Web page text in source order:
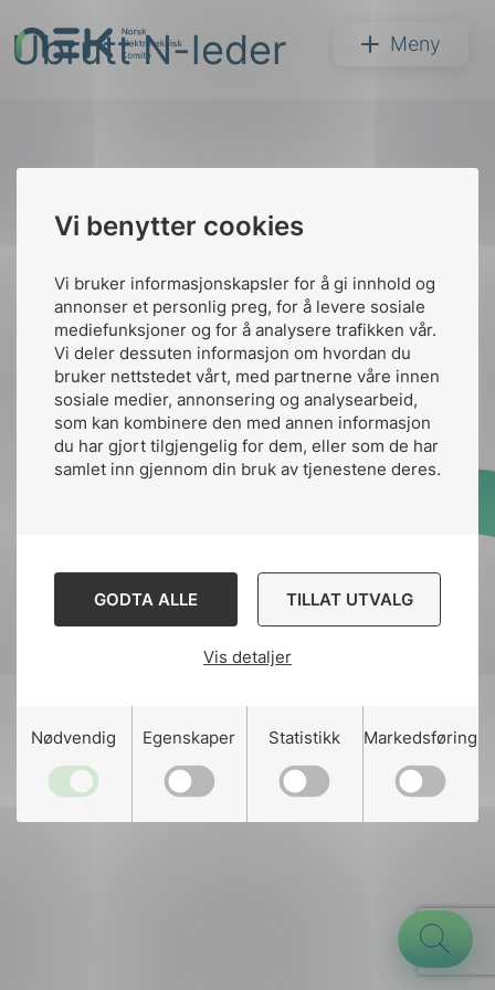
Vi benytter cookies
Vi bruker informasjonskapsler for å gi innhold og
annonser et personlig preg, for å levere sosiale
mediefunksjoner og for å analysere trafikken vår.
Vi deler dessuten informasjon om hvordan du
bruker nettstedet vårt, med partnerne våre innen
sosiale medier, annonsering og analysearbeid,
som kan kombinere den med annen informasjon
du har gjort tilgjengelig for dem, eller som de har
samlet inn gjennom din bruk av tjenestene deres.
GODTA ALLE TILLAT UTVALG
Vis detaljer
Nødvendig Egenskaper Statistikk Markedsføring
til
innhold
NEK Meny
Søk
Ubrutt N-leder
Kontakt oss
Ansatte
nek@nek.no
Kontakt
Bruk av Cookies